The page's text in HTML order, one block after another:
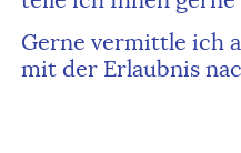
Gerne vermittle ich
mit der Erlaubnis